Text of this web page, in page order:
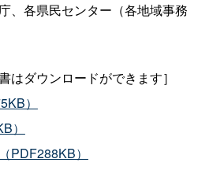
、各県民センター（各地域事務
はダウンロードができます］
）
）
（PDF288KB）